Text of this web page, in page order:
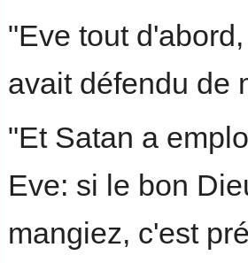
"Eve tout
avait défendu de
"Et Satan a
Eve: si le bon
mangiez, c'est